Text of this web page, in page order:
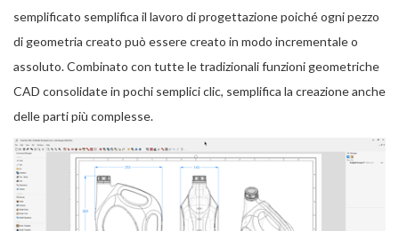
semplificato semplifica il lavoro di progettazione poiché ogni pezzo
di geometria creato può essere creato in modo incrementale o
assoluto. Combinato con tutte le tradizionali funzioni geometriche
CAD consolidate in pochi semplici clic, semplifica la creazione anche
delle parti più complesse.